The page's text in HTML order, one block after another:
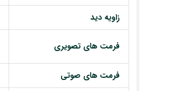
زاویه دید
فرمت های تصویری
فرمت های صوتی